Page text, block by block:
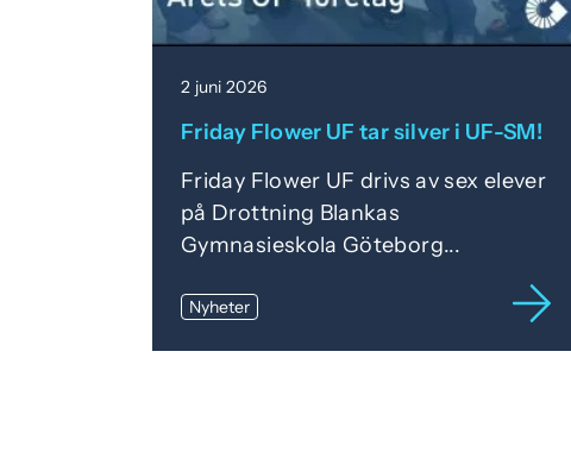
2 juni 2026
Friday Flower UF tar silver i UF-SM!
Friday Flower UF drivs av sex elever
på Drottning Blankas
Gymnasieskola Göteborg...
Nyheter